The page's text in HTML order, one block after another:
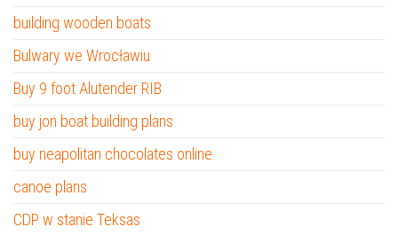
building wooden boats
Bulwary we Wrocławiu
Buy 9 foot Alutender RIB
buy jon boat building plans
buy neapolitan chocolates online
canoe plans
CDP w stanie Teksas